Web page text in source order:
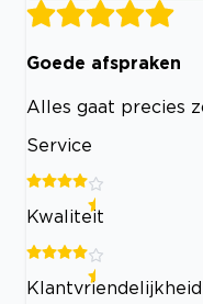
Goede afspraken
Alles gaat precies
Service
Kwaliteit
Klantvriendelijkheid